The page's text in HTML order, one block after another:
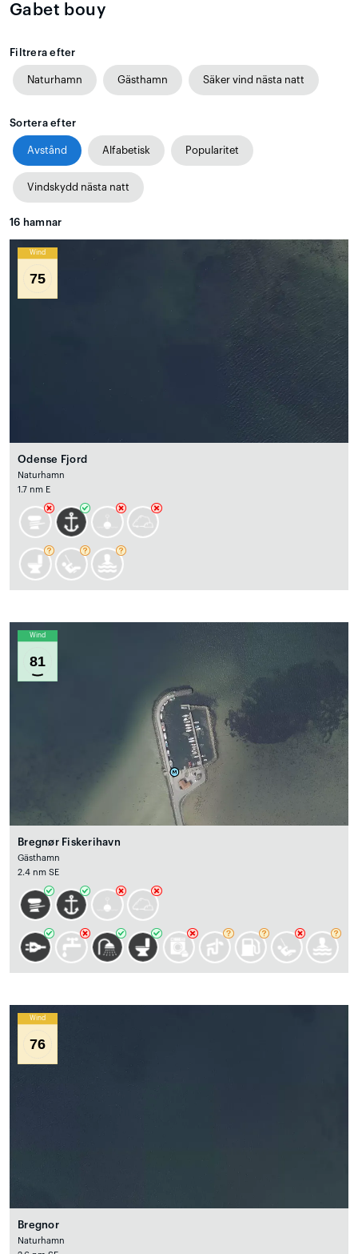
Gabet bouy
Filtrera efter
Naturhamn Gästhamn Säker vind nästa natt
Sortera efter
Avstånd Alfabetisk Popularitet
Vindskydd nästa natt
16 hamnar
Wind
75
Odense Fjord
Naturhamn
1.7 nm E
Wind
81
Bregnør Fiskerihavn
Gästhamn
2.4 nm SE
Wind
76
Bregnor
Naturhamn